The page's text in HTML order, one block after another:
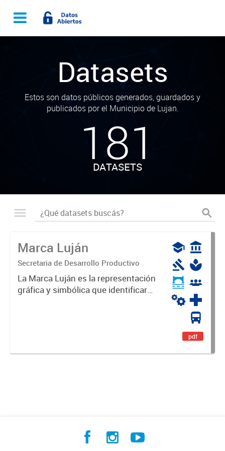
Datasets
Estos son datos públicos generados, guardados y
publicados por el Municipio de Lujan.
181
DATASETS
Marca Luján
Secretaria de Desarrollo Productivo
La Marca Luján es la representación
gráfica y simbólica que identificará
pdf